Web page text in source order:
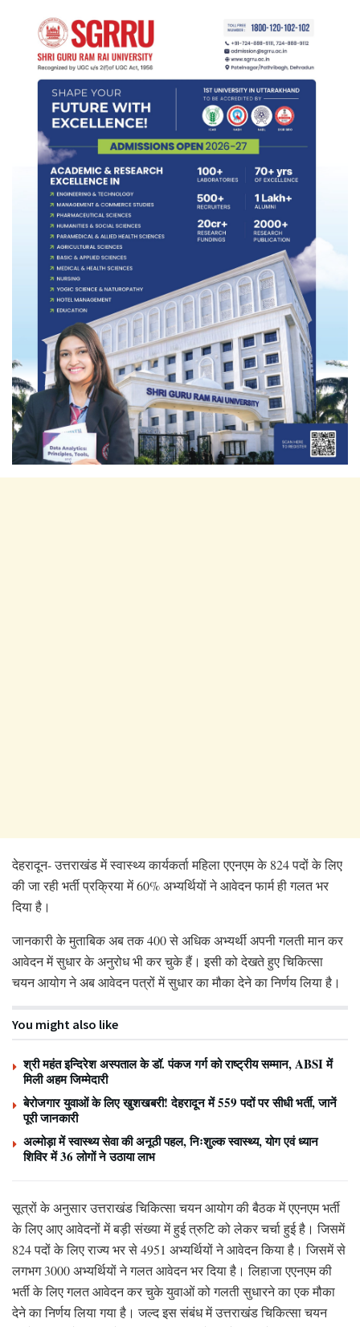
देहरादून- उत्तराखंड में स्वास्थ्य कार्यकर्ता महिला एएनएम के 824 पदों के लिए
की जा रही भर्ती प्रक्रिया में 60% अभ्यर्थियों ने आवेदन फार्म ही गलत भर
दिया है।
जानकारी के मुताबिक अब तक 400 से अधिक अभ्यर्थी अपनी गलती मान कर
आवेदन में सुधार के अनुरोध भी कर चुके हैं। इसी को देखते हुए चिकित्सा
चयन आयोग ने अब आवेदन पत्रों में सुधार का मौका देने का निर्णय लिया है।
You might also like
श्री महंत इन्दिरेश अस्पताल के डॉ. पंकज गर्ग को राष्ट्रीय सम्मान, ABSI में
मिली अहम जिम्मेदारी
बेरोजगार युवाओं के लिए खुशखबरी! देहरादून में 559 पदों पर सीधी भर्ती, जानें
पूरी जानकारी
अल्मोड़ा में स्वास्थ्य सेवा की अनूठी पहल, निःशुल्क स्वास्थ्य, योग एवं ध्यान
शिविर में 36 लोगों ने उठाया लाभ
सूत्रों के अनुसार उत्तराखंड चिकित्सा चयन आयोग की बैठक में एएनएम भर्ती
के लिए आए आवेदनों में बड़ी संख्या में हुई त्रुटि को लेकर चर्चा हुई है। जिसमें
824 पदों के लिए राज्य भर से 4951 अभ्यर्थियों ने आवेदन किया है। जिसमें से
लगभग 3000 अभ्यर्थियों ने गलत आवेदन भर दिया है। लिहाजा एएनएम की
भर्ती के लिए गलत आवेदन कर चुके युवाओं को गलती सुधारने का एक मौका
देने का निर्णय लिया गया है। जल्द इस संबंध में उत्तराखंड चिकित्सा चयन